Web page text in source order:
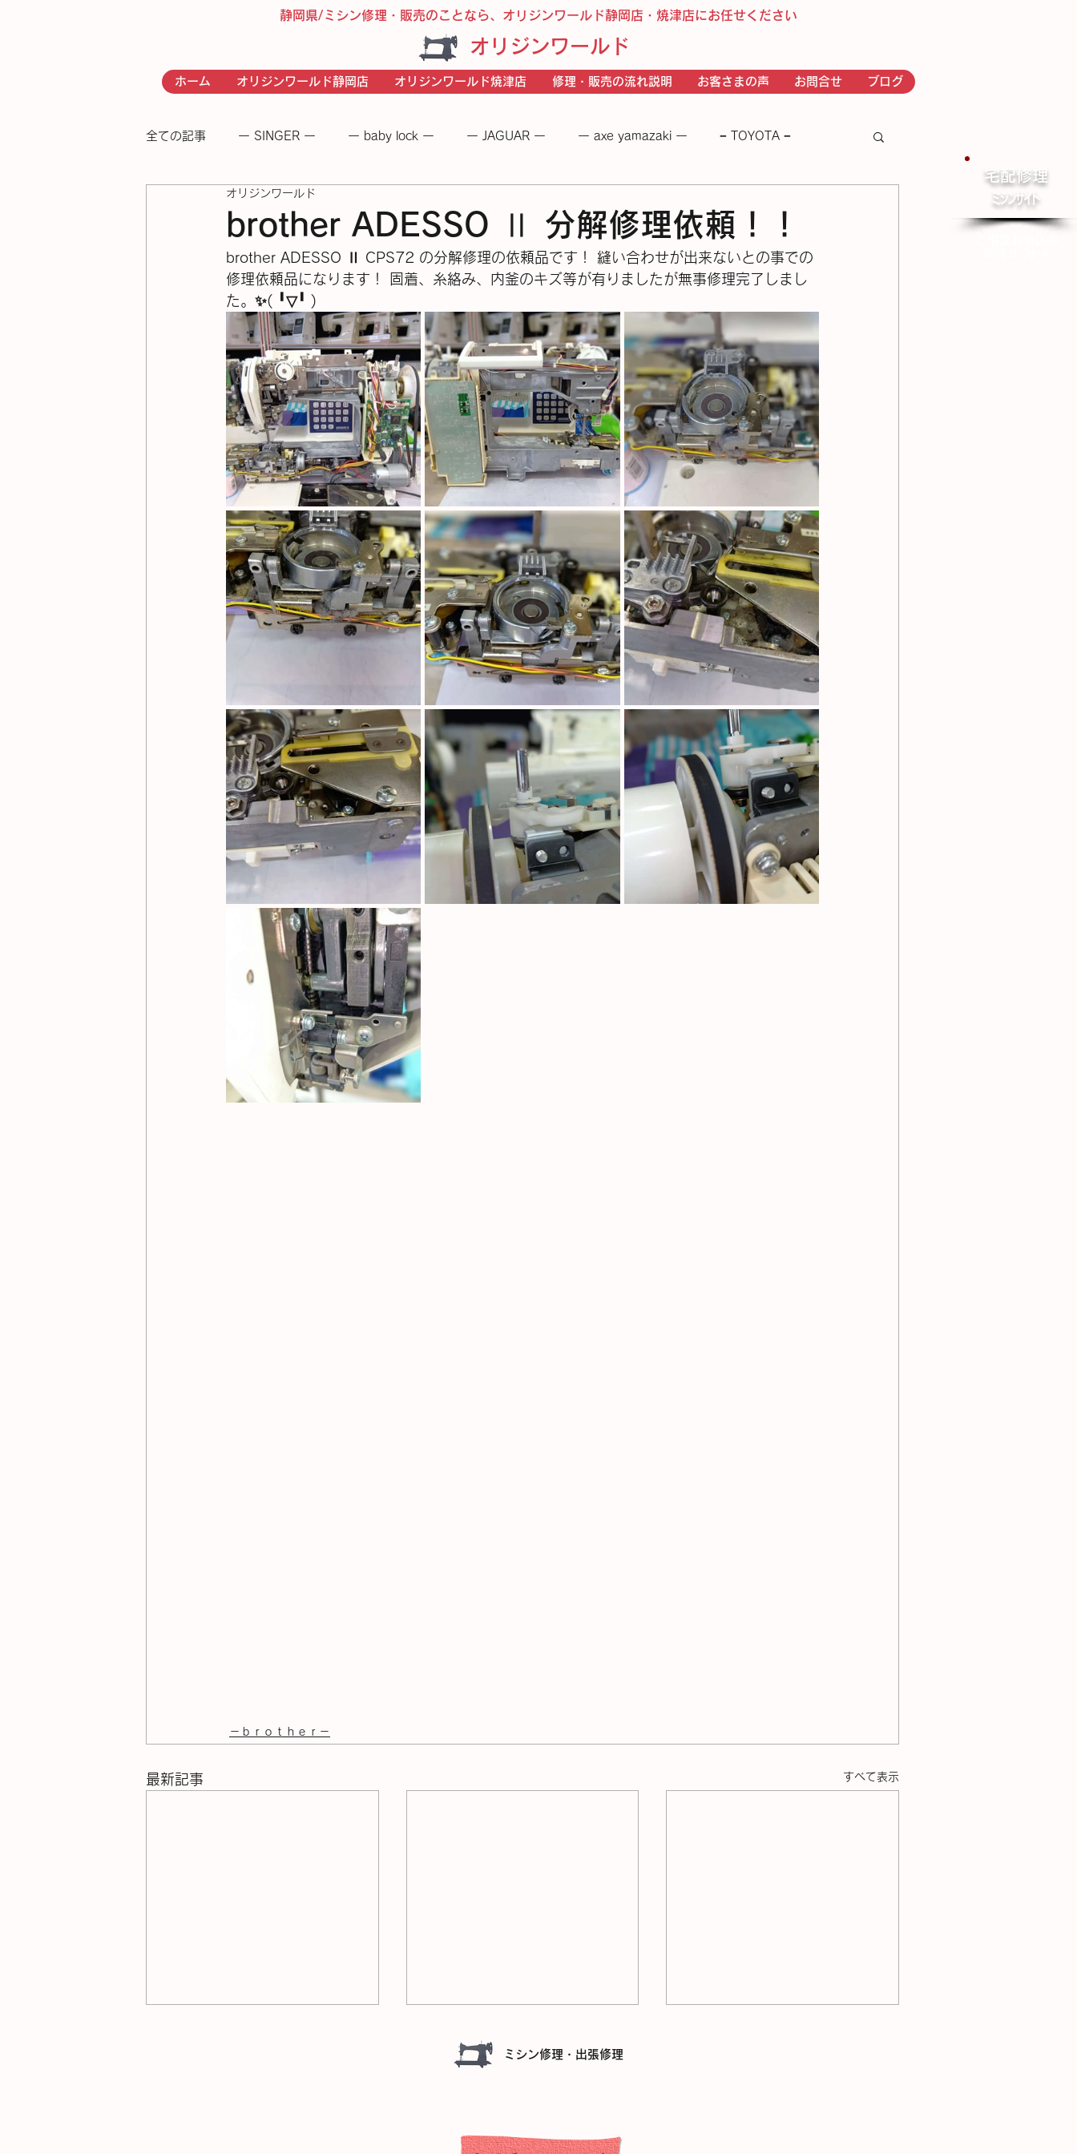
宅配修理
​ﾐｼﾝｻｲﾄ
静岡県/ミシン修理・販売のことなら、オリジンワールド静岡店・焼津店にお任せください
オリジンワールド
ホーム オリジンワールド静岡店 オリジンワールド焼津店 修理・販売の流れ説明 お客さまの声 お問合せ ブログ
全ての記事 ー SINGER ー ー baby lock ー ー JAGUAR ー ー axe yamazaki ー − TOYOTA −
- RICCAR - − 足踏みミシン −
brother ADESSO Ⅱ 分解修理依頼！！
オリジンワールド
brother ADESSO Ⅱ CPS72 の分解修理の依頼品です！ 縫い合わせが出来ないとの事での
修理依頼品になります！ 固着、糸絡み、内釜のキズ等が有りましたが無事修理完了しまし
た。✨(⁠ ⁠╹⁠▽⁠╹⁠ ⁠)
－ｂｒｏｔｈｅｒ－
最新記事 すべて表示
ミシン修理・出張修理